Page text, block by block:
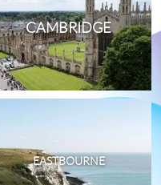
CAMBRIDGE
EASTBOURNE